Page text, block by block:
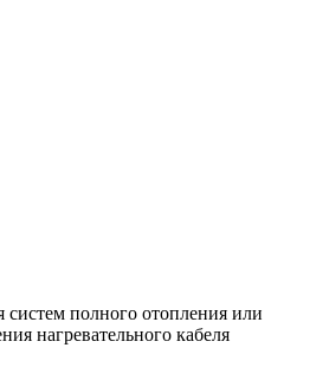
полного отопления или
нагревательного кабеля